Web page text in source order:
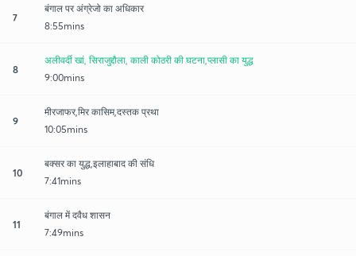
7
बंगाल पर अंग्रेजो का अधिकार
8:55mins
8
अलीवर्दी खां, सिराजुद्दौला, काली कोठरी की घटना,प्लासी का युद्ध
9:00mins
9
मीरजाफर,मिर कासिम,दस्तक प्रथा
10:05mins
10
बक्सर का युद्ध,इलाहाबाद की संधि
7:41mins
11
बंगाल में दवैध शासन
7:49mins